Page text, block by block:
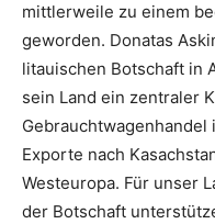
mittlerweile zu einem
geworden. Donatas
litauischen Botschaft in
sein Land ein zentraler
Exporte nach
Westeuropa. Für unser
der Botschaft